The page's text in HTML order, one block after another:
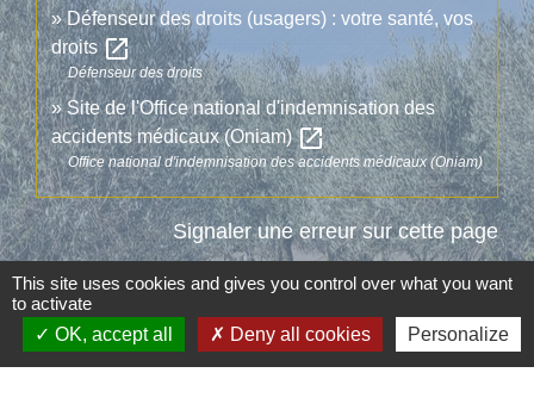
Défenseur des droits (usagers) : votre santé, vos
droitsopen_in_new
Défenseur des droits
Site de l'Office national d'indemnisation des
accidents médicaux (Oniam)open_in_new
Office national d'indemnisation des accidents médicaux (Oniam)
Signaler une erreur sur cette page
This site uses cookies and gives you control over what you want
to activate
OK, accept all
Deny all cookies Personalize